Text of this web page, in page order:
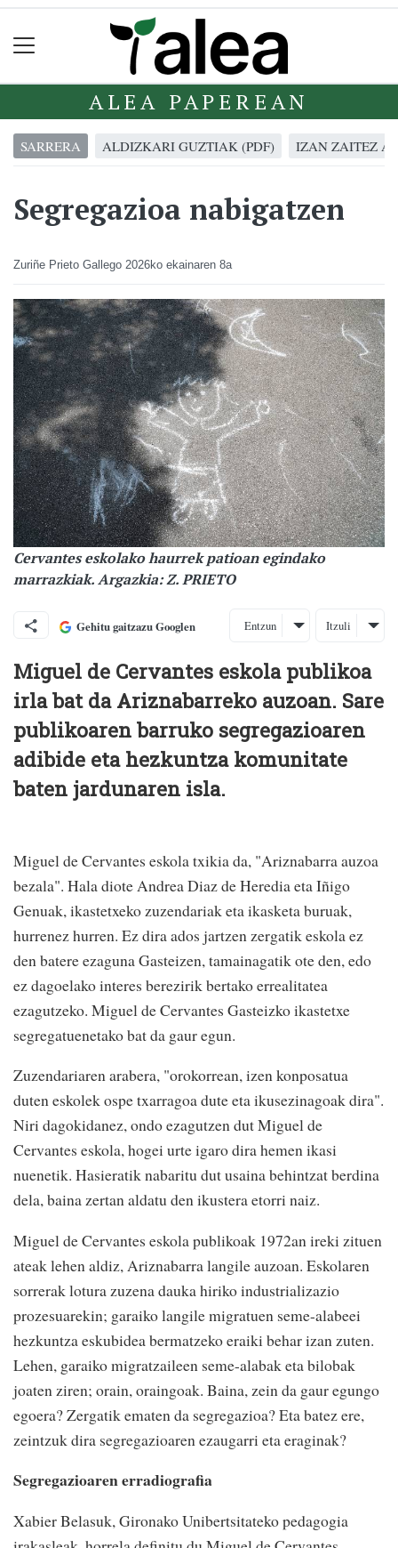
ALEA PAPEREAN
SARRERA ALDIZKARI GUZTIAK (PDF) IZAN ZAITEZ
Segregazioa nabigatzen
Zuriñe Prieto Gallego 2026ko ekainaren 8a
Cervantes eskolako haurrek patioan egindako
marrazkiak. Argazkia: Z. PRIETO
Gehitu gaitzazu Googlen Entzun Itzuli
Miguel de Cervantes eskola publikoa
irla bat da Ariznabarreko auzoan. Sare
publikoaren barruko segregazioaren
adibide eta hezkuntza komunitate
baten jardunaren isla.
Miguel de Cervantes eskola txikia da, "Ariznabarra auzoa
bezala". Hala diote Andrea Diaz de Heredia eta Iñigo
Genuak, ikastetxeko zuzendariak eta ikasketa buruak,
hurrenez hurren. Ez dira ados jartzen zergatik eskola ez
den batere ezaguna Gasteizen, tamainagatik ote den, edo
ez dagoelako interes berezirik bertako errealitatea
ezagutzeko. Miguel de Cervantes Gasteizko ikastetxe
segregatuenetako bat da gaur egun.
Zuzendariaren arabera, "orokorrean, izen konposatua
duten eskolek ospe txarragoa dute eta ikusezinagoak dira".
Niri dagokidanez, ondo ezagutzen dut Miguel de
Cervantes eskola, hogei urte igaro dira hemen ikasi
nuenetik. Hasieratik nabaritu dut usaina behintzat berdina
dela, baina zertan aldatu den ikustera etorri naiz.
Miguel de Cervantes eskola publikoak 1972an ireki zituen
ateak lehen aldiz, Ariznabarra langile auzoan. Eskolaren
sorrerak lotura zuzena dauka hiriko industrializazio
prozesuarekin; garaiko langile migratuen seme-alabeei
hezkuntza eskubidea bermatzeko eraiki behar izan zuten.
Lehen, garaiko migratzaileen seme-alabak eta bilobak
joaten ziren; orain, oraingoak. Baina, zein da gaur egungo
egoera? Zergatik ematen da segregazioa? Eta batez ere,
zeintzuk dira segregazioaren ezaugarri eta eraginak?
Segregazioaren erradiografia
Xabier Belasuk, Gironako Unibertsitateko pedagogia